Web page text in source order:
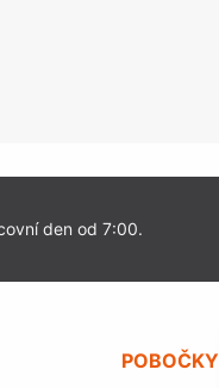
den od 7:00.
POBOČKY